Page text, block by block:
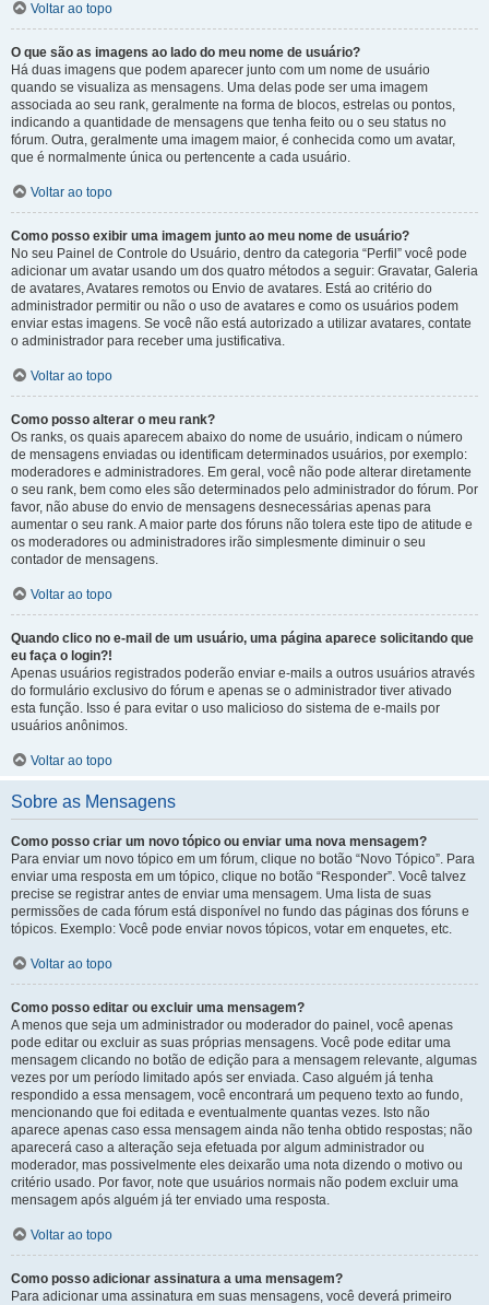
Voltar ao topo
O que são as imagens ao lado do meu nome de usuário?
Há duas imagens que podem aparecer junto com um nome de usuário
quando se visualiza as mensagens. Uma delas pode ser uma imagem
associada ao seu rank, geralmente na forma de blocos, estrelas ou pontos,
indicando a quantidade de mensagens que tenha feito ou o seu status no
fórum. Outra, geralmente uma imagem maior, é conhecida como um avatar,
que é normalmente única ou pertencente a cada usuário.
Voltar ao topo
Como posso exibir uma imagem junto ao meu nome de usuário?
No seu Painel de Controle do Usuário, dentro da categoria “Perfil” você pode
adicionar um avatar usando um dos quatro métodos a seguir: Gravatar, Galeria
de avatares, Avatares remotos ou Envio de avatares. Está ao critério do
administrador permitir ou não o uso de avatares e como os usuários podem
enviar estas imagens. Se você não está autorizado a utilizar avatares, contate
o administrador para receber uma justificativa.
Voltar ao topo
Como posso alterar o meu rank?
Os ranks, os quais aparecem abaixo do nome de usuário, indicam o número
de mensagens enviadas ou identificam determinados usuários, por exemplo:
moderadores e administradores. Em geral, você não pode alterar diretamente
o seu rank, bem como eles são determinados pelo administrador do fórum. Por
favor, não abuse do envio de mensagens desnecessárias apenas para
aumentar o seu rank. A maior parte dos fóruns não tolera este tipo de atitude e
os moderadores ou administradores irão simplesmente diminuir o seu
contador de mensagens.
Voltar ao topo
Quando clico no e-mail de um usuário, uma página aparece solicitando que
eu faça o login?!
Apenas usuários registrados poderão enviar e-mails a outros usuários através
do formulário exclusivo do fórum e apenas se o administrador tiver ativado
esta função. Isso é para evitar o uso malicioso do sistema de e-mails por
usuários anônimos.
Voltar ao topo
Sobre as Mensagens
Como posso criar um novo tópico ou enviar uma nova mensagem?
Para enviar um novo tópico em um fórum, clique no botão “Novo Tópico”. Para
enviar uma resposta em um tópico, clique no botão “Responder”. Você talvez
precise se registrar antes de enviar uma mensagem. Uma lista de suas
permissões de cada fórum está disponível no fundo das páginas dos fóruns e
tópicos. Exemplo: Você pode enviar novos tópicos, votar em enquetes, etc.
Voltar ao topo
Como posso editar ou excluir uma mensagem?
A menos que seja um administrador ou moderador do painel, você apenas
pode editar ou excluir as suas próprias mensagens. Você pode editar uma
mensagem clicando no botão de edição para a mensagem relevante, algumas
vezes por um período limitado após ser enviada. Caso alguém já tenha
respondido a essa mensagem, você encontrará um pequeno texto ao fundo,
mencionando que foi editada e eventualmente quantas vezes. Isto não
aparece apenas caso essa mensagem ainda não tenha obtido respostas; não
aparecerá caso a alteração seja efetuada por algum administrador ou
moderador, mas possivelmente eles deixarão uma nota dizendo o motivo ou
critério usado. Por favor, note que usuários normais não podem excluir uma
mensagem após alguém já ter enviado uma resposta.
Voltar ao topo
Como posso adicionar assinatura a uma mensagem?
Para adicionar uma assinatura em suas mensagens, você deverá primeiro